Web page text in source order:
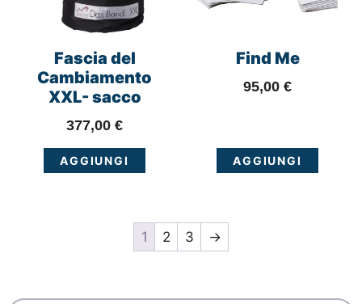
Fascia del
Cambiamento
XXL- sacco
377,00 €
AGGIUNGI
Find Me
95,00 €
AGGIUNGI
1 2 3 →